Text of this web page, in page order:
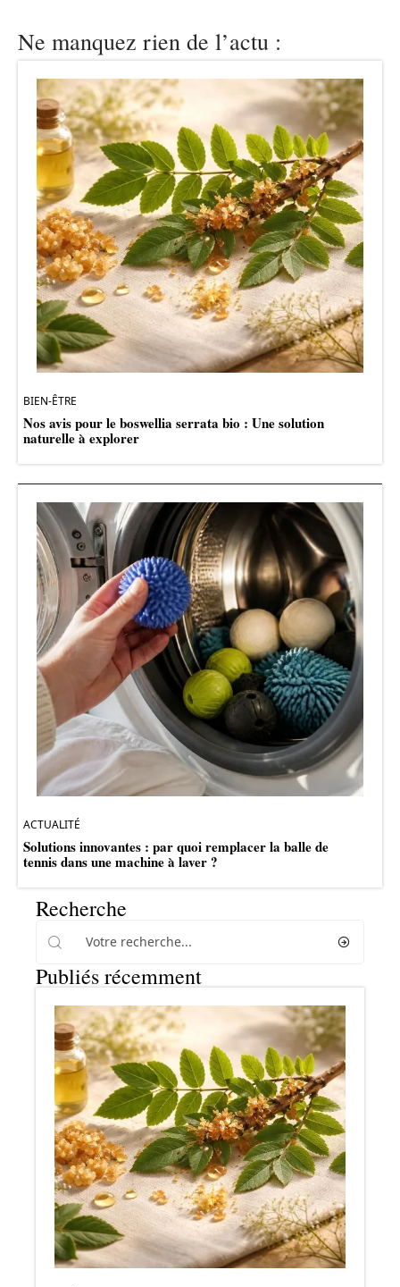
Ne manquez rien de l’actu :
BIEN-ÊTRE
Nos avis pour le boswellia serrata bio : Une solution
naturelle à explorer
ACTUALITÉ
Solutions innovantes : par quoi remplacer la balle de
tennis dans une machine à laver ?
Recherche
Publiés récemment